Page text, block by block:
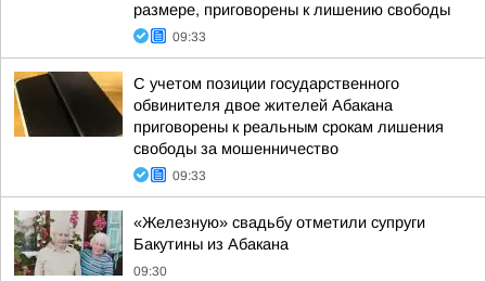
размере, приговорены к лишению свободы
09:33
С учетом позиции государственного
обвинителя двое жителей Абакана
приговорены к реальным срокам лишения
свободы за мошенничество
09:33
«Железную» свадьбу отметили супруги
Бакутины из Абакана
09:30